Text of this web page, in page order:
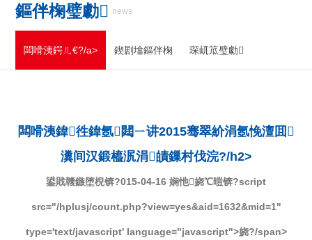
鏂伴椈璧勮 news
闆嗗洟鍔ㄦ€?/a> 鍥剧墖鏂伴椈 琛屼笟璧勮
闆嗗洟鍏徃鍏氬閮ㄧ讲2015骞翠紒涓氬悗澶囬
瀵间汉鍛橀泦涓皟鏁村伐浣?/h2>
鍙戝竷鏃堕棿锛?015-04-16 娴忚娆℃暟锛?script
src="/hplusj/count.php?view=yes&aid=1632&mid=1"
type='text/javascript' language="javascript">娆?/span>